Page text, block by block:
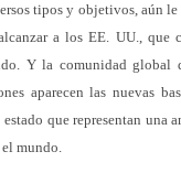
tipos y objetivos, aún
a los EE. UU., que
Y la comunidad global
aparecen las nuevas
que representan una
mundo.